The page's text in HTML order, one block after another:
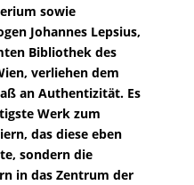
sowie
Johannes Lepsius,
Bibliothek des
verliehen dem
an Authentizität. Es
Werk zum
das diese eben
sondern die
in das Zentrum der